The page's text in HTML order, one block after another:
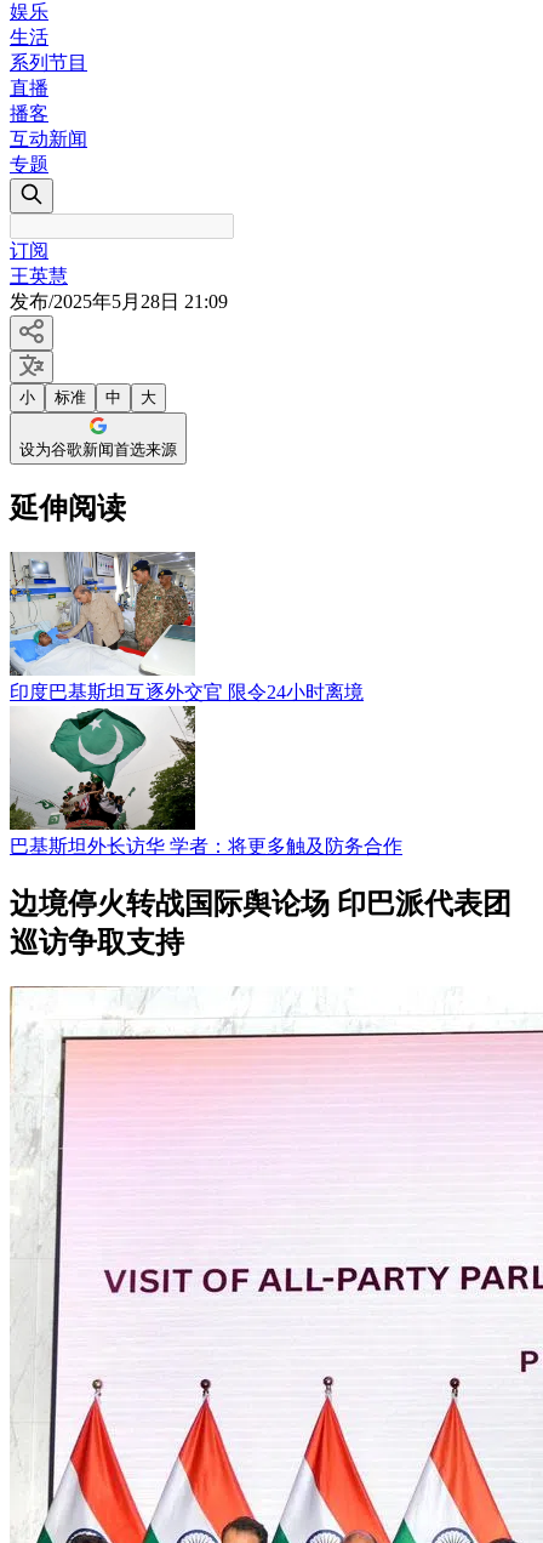
娱乐
生活
系列节目
直播
播客
互动新闻
专题
订阅
王英慧
发布/2025年5月28日 21:09
小 标准 中 大
设为谷歌新闻首选来源
延伸阅读
印度巴基斯坦互逐外交官 限令24小时离境
巴基斯坦外长访华 学者：将更多触及防务合作
边境停火转战国际舆论场 印巴派代表团
巡访争取支持